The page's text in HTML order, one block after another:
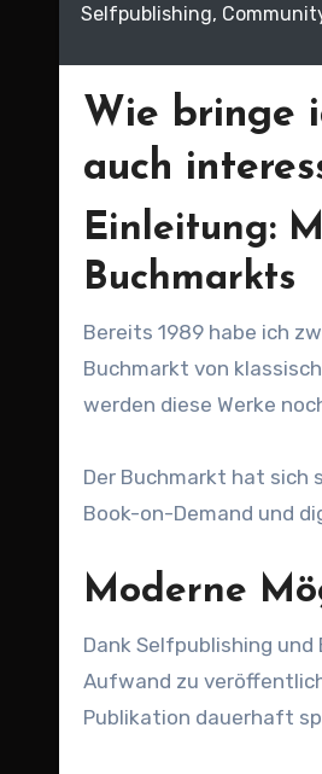
Selfpublishing,
Wie bringe
auch
Einleitung:
Buchmarkts
Bereits 1989 habe ich zwei Bücher veröffentlicht (ISBN 3893771964 und ISBN 3893771956). Damals war der
Buchmarkt von
werden diese Werke
Der Buchmarkt hat sich
Book-on-Demand und
Moderne
Dank Selfpublishing
Aufwand zu
Publikation dauerhaft